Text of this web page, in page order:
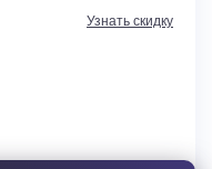
Узнать скидку